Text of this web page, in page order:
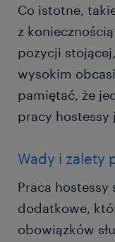
Co istotne,
z
pozycji
wysokim
pamiętać, że
pracy hostessy
Wady i zalety
Praca hostessy
dodatkowe,
obowiązków